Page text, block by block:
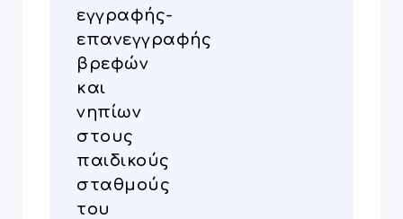
εγγραφής-
επανεγγραφής
βρεφών
και
νηπίων
στους
παιδικούς
σταθμούς
του